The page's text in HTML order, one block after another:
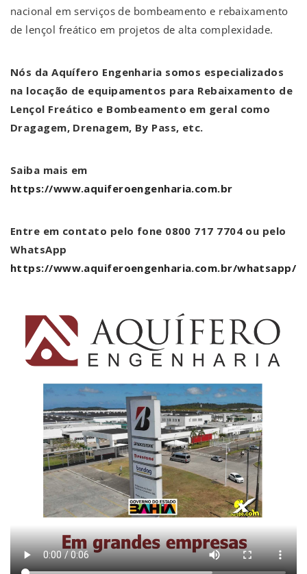
nacional em serviços de bombeamento e rebaixamento
de lençol freático em projetos de alta complexidade.
Nós da Aquífero Engenharia somos especializados
na locação de equipamentos para Rebaixamento de
Lençol Freático e Bombeamento em geral como
Dragagem, Drenagem, By Pass, etc.
Saiba mais em
https://www.aquiferoengenharia.com.br
Entre em contato pelo fone 0800 717 7704 ou pelo
WhatsApp
https://www.aquiferoengenharia.com.br/whatsapp/